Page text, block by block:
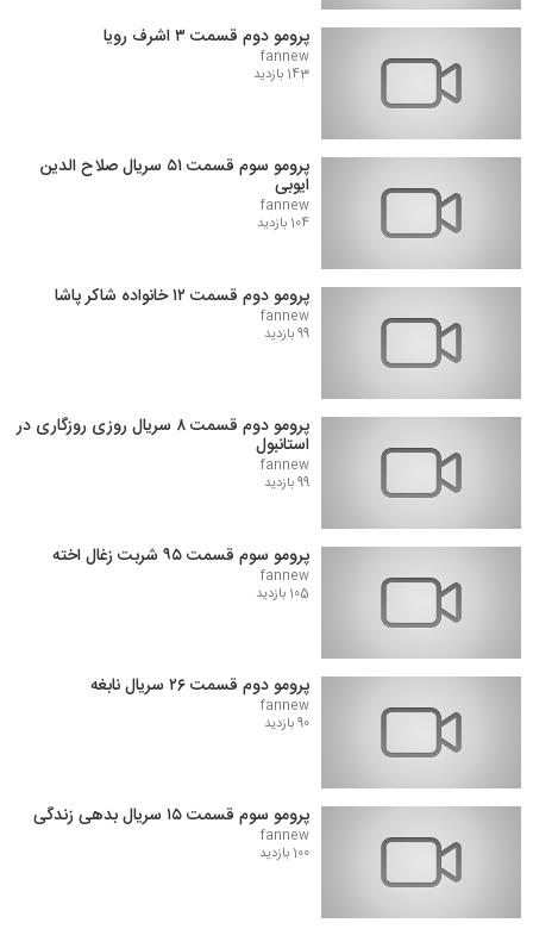
پرومو دوم قسمت ۳ اشرف رویا
fannew
143 بازدید
پرومو سوم قسمت ۵۱ سریال صلاح الدین
ایوبی
fannew
104 بازدید
پرومو دوم قسمت ۱۲ خانواده شاکر پاشا
fannew
99 بازدید
پرومو دوم قسمت ۸ سریال روزی روزگاری در
استانبول
fannew
99 بازدید
پرومو سوم قسمت ۹۵ شربت زغال اخته
fannew
105 بازدید
پرومو دوم قسمت ۲۶ سریال نابغه
fannew
90 بازدید
پرومو سوم قسمت ۱۵ سریال بدهی زندگی
fannew
100 بازدید